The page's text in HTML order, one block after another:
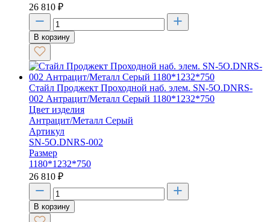
26 810 ₽
В корзину
Стайл Проджект Проходной наб. элем. SN-5O.DNRS-
002 Антрацит/Металл Серый 1180*1232*750
Цвет изделия
Антрацит/Металл Серый
Артикул
SN-5O.DNRS-002
Размер
1180*1232*750
26 810 ₽
В корзину